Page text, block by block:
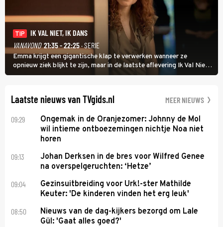
TIP
IK VAL NIET, IK DANS
VANAVOND 21:35 - 22:25· SERIE
Emma krijgt een gigantische klap te verwerken wanneer ze
opnieuw ziek blijkt te zijn, maar in de laatste aflevering Ik Val Niet,
Ik Dans laat ze zien dat ze niet van plan is op te geven, zelfs als ze
Laatste nieuws van TVgids.nl MEER NIEUWS
09:29
Ongemak in de Oranjezomer: Johnny de Mol
wil intieme ontboezemingen nichtje Noa niet
horen
09:13
Johan Derksen in de bres voor Wilfred Genee
na overspelgeruchten: ‘Hetze’
09:04
Gezinsuitbreiding voor Urk!-ster Mathilde
Keuter: 'De kinderen vinden het erg leuk'
08:50
Nieuws van de dag-kijkers bezorgd om Lale
Gül: 'Gaat alles goed?'